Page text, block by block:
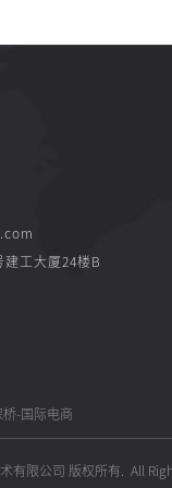
工大厦24楼B
-国际电商
有限公司 版权所有. All